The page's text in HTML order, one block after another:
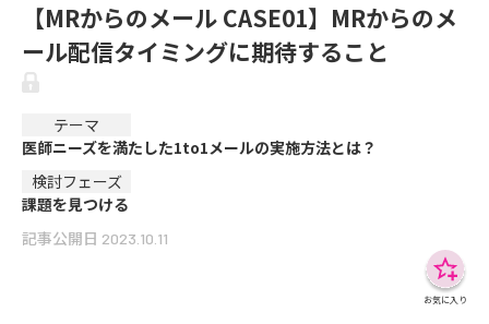
【MRからのメール CASE01】MRからのメ
ール配信タイミングに期待すること
テーマ
医師ニーズを満たした1to1メールの実施方法とは？
検討フェーズ
課題を見つける
記事公開日 2023.10.11
お気に入り